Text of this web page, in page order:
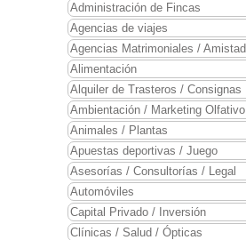
Administración de Fincas
Agencias de viajes
Agencias Matrimoniales / Amistad
Alimentación
Alquiler de Trasteros / Consignas
Ambientación / Marketing Olfativo
Animales / Plantas
Apuestas deportivas / Juego
Asesorías / Consultorías / Legal
Automóviles
Capital Privado / Inversión
Clínicas / Salud / Ópticas